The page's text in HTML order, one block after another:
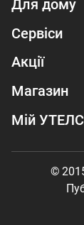
Для дому
Сервіси
Акції
Магазин
Мій УТЕЛС
©